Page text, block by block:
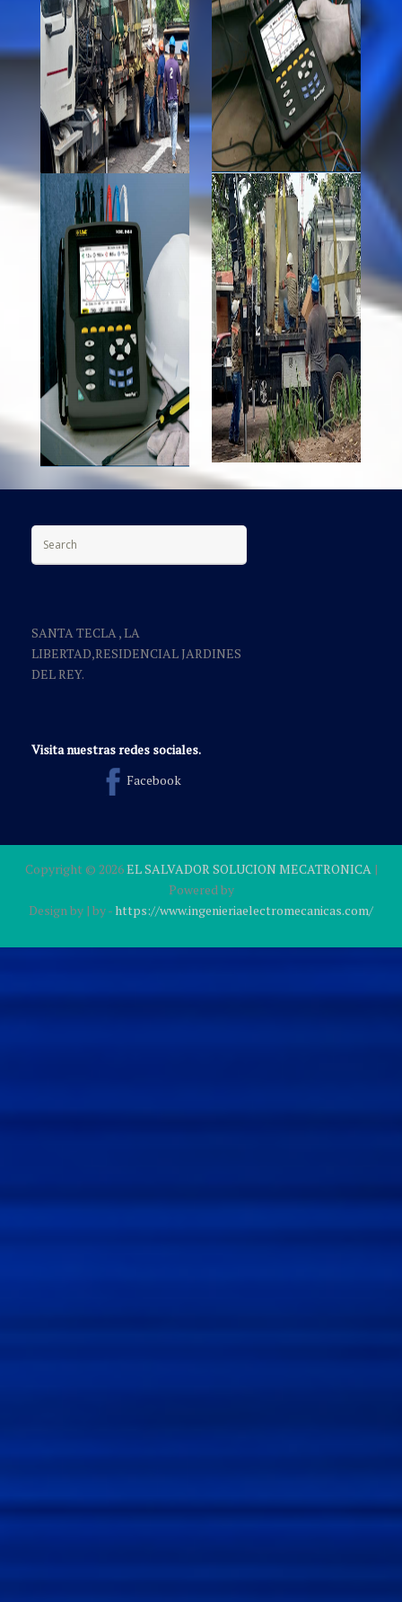
Search for:
SANTA TECLA , LA
LIBERTAD,RESIDENCIAL JARDINES
DEL REY.
Visita nuestras redes sociales.
Facebook
Copyright © 2026EL SALVADOR SOLUCION MECATRONICA |
Powered by
Design by | by-https://www.ingenieriaelectromecanicas.com/